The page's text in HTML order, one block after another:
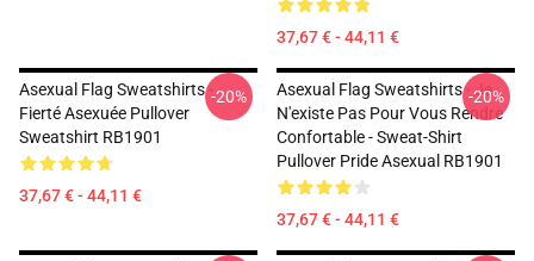
37,67 € - 44,11 €
Asexual Flag Sweatshirts -
Fierté Asexuée Pullover
Sweatshirt RB1901
37,67 € - 44,11 €
-20%
Asexual Flag Sweatshirts - Je
N'existe Pas Pour Vous Rendre
Confortable - Sweat-Shirt
Pullover Pride Asexual RB1901
37,67 € - 44,11 €
-20%